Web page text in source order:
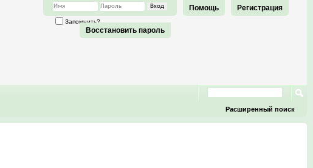
Регистрация
Помощь
Запомнить?
Восстановить пароль
Расширенный поиск